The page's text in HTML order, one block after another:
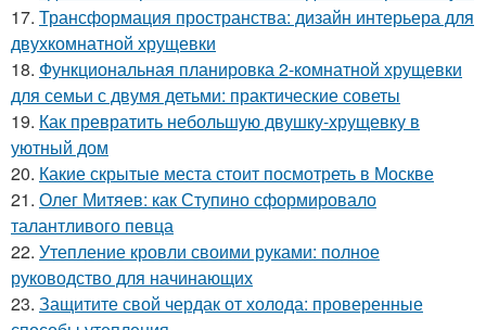
17. Трансформация пространства: дизайн интерьера для
двухкомнатной хрущевки
18. Функциональная планировка 2-комнатной хрущевки
для семьи с двумя детьми: практические советы
19. Как превратить небольшую двушку-хрущевку в
уютный дом
20. Какие скрытые места стоит посмотреть в Москве
21. Олег Митяев: как Ступино сформировало
талантливого певца
22. Утепление кровли своими руками: полное
руководство для начинающих
23. Защитите свой чердак от холода: проверенные